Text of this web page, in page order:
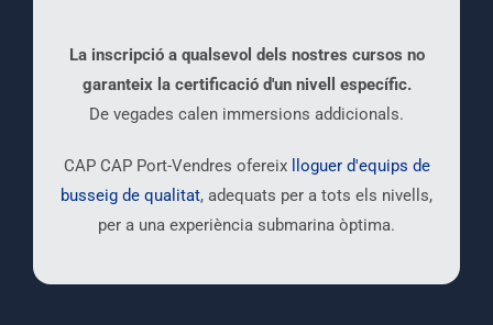
La inscripció a qualsevol dels nostres cursos no
garanteix la certificació d'un nivell específic.
De vegades calen immersions addicionals.
CAP CAP Port-Vendres ofereixlloguer d'equips de
busseig de qualitat, adequats per a tots els nivells,
per a una experiència submarina òptima.